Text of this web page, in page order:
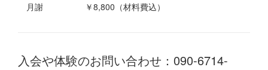
月謝 ￥8,800（材料費込）
入会や体験のお問い合わせ：090-6714-